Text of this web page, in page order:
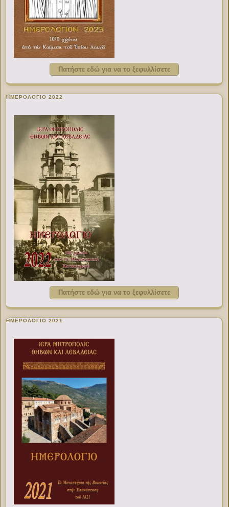
Πατήστε εδώ για να το ξεφυλλίσετε
ΗΜΕΡΟΛΟΓΙΟ 2022
Πατήστε εδώ για να το ξεφυλλίσετε
ΗΜΕΡΟΛΟΓΙΟ 2021